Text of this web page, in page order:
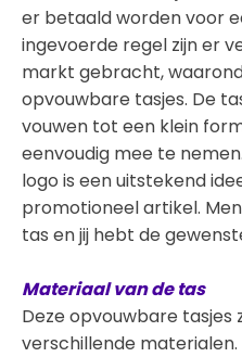
er betaald worden voor
ingevoerde regel zijn er
markt gebracht,
opvouwbare tasjes. De
vouwen tot een klein
eenvoudig mee te
logo is een uitstekend
promotioneel artikel.
tas en jij hebt de
Materiaal van de tas
Deze opvouwbare tasjes
verschillende